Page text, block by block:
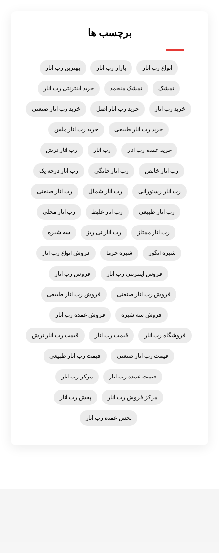
برچسب ها
انواع رب انار بازار رب انار بهترین رب انار
تمشک تمشک منجمد خرید اینترنتی رب انار
خرید رب انار خرید رب انار اصل خرید رب انار صنعتی
خرید رب انار طبیعی خرید رب انار ملس
خرید عمده رب انار رب انار رب انار ترش
رب انار خالص رب انار خانگی رب انار درجه یک
رب انار رستورانی رب انار شمال رب انار صنعتی
رب انار طبیعی رب انار غلیظ رب انار محلی
رب انار ممتاز رب انار نی ریز سه شیره
شیره انگور شیره خرما فروش انواع رب انار
فروش اینترنتی رب انار فروش رب انار
فروش رب انار صنعتی فروش رب انار طبیعی
فروش سه شیره فروش عمده رب انار
فروشگاه رب انار قیمت رب انار قیمت رب انار ترش
قیمت رب انار صنعتی قیمت رب انار طبیعی
قیمت عمده رب انار مرکز رب انار
مرکز فروش رب انار پخش رب انار
پخش عمده رب انار